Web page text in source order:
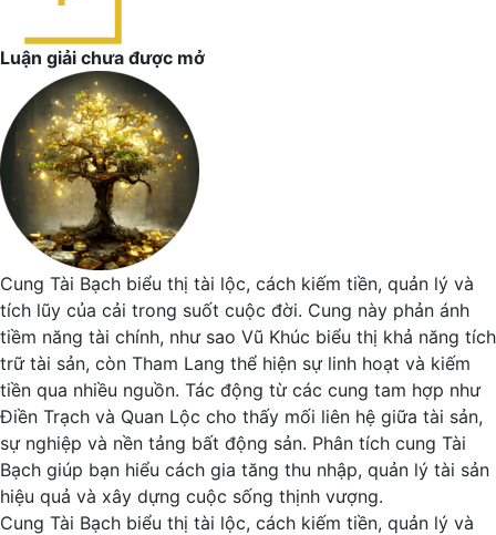
Luận giải chưa được mở
Cung Tài Bạch biểu thị tài lộc, cách kiếm tiền, quản lý và
tích lũy của cải trong suốt cuộc đời. Cung này phản ánh
tiềm năng tài chính, như sao Vũ Khúc biểu thị khả năng tích
trữ tài sản, còn Tham Lang thể hiện sự linh hoạt và kiếm
tiền qua nhiều nguồn. Tác động từ các cung tam hợp như
Điền Trạch và Quan Lộc cho thấy mối liên hệ giữa tài sản,
sự nghiệp và nền tảng bất động sản. Phân tích cung Tài
Bạch giúp bạn hiểu cách gia tăng thu nhập, quản lý tài sản
hiệu quả và xây dựng cuộc sống thịnh vượng.
Cung Tài Bạch biểu thị tài lộc, cách kiếm tiền, quản lý và